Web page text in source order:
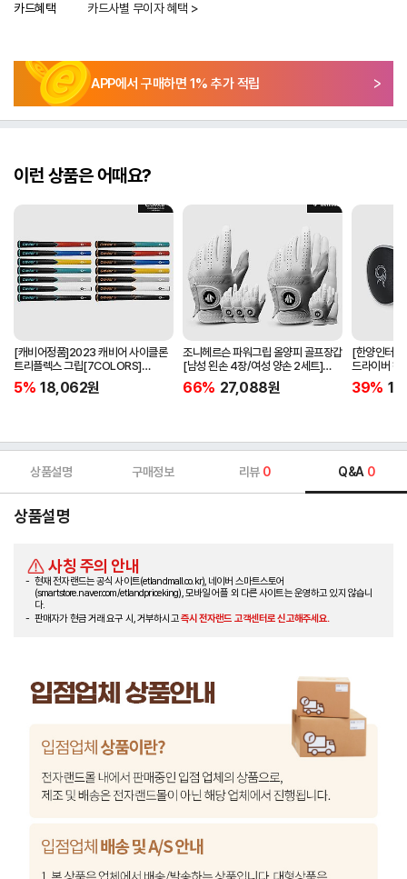
카드혜택 카드사별 무이자 혜택 >
APP에서 구매하면 1% 추가 적립
이런 상품은 어때요?
[캐비어정품]2023 캐비어 사이클론
트리플렉스 그립[7COLORS]
[라운드][39g/42g/46g/50g]
[R/S 토크]
5% 18,062원
조니헤르슨 파워그립 올양피 골프장갑
[남성 왼손 4장/여성 양손 2세트]
[화이트][케이스포함]
66% 27,088원
[한양인터
드라이버 헤
[HD-302]
39%
상품설명 구매정보 리뷰 0 Q&A 0
상품설명
사칭 주의 안내
현재 전자랜드는 공식 사이트(etlandmall.co.kr), 네이버 스마트스토어
(smartstore.naver.com/etlandpriceking), 모바일 어플 외 다른 사이트는 운영하고 있지 않습니
다.
판매자가 현금 거래 요구 시, 거부하시고즉시 전자랜드 고객센터로 신고해주세요.